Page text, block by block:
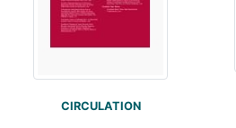
CIRCULATION